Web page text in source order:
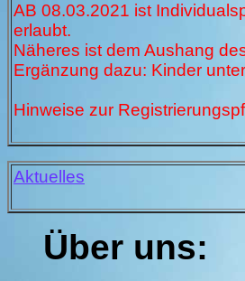
AB 08.03.2021 ist
erlaubt.
Näheres ist dem Aushang
Ergänzung dazu: Kinder
Hinweise zur
Aktuelles
Über uns: